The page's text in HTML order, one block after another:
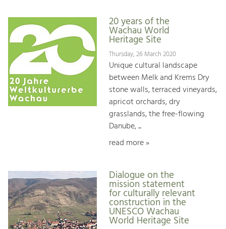
20 years of the
Wachau World
Heritage Site
Thursday, 26 March 2020
Unique cultural landscape
between Melk and Krems Dry
stone walls, terraced vineyards,
apricot orchards, dry
grasslands, the free-flowing
Danube, ...
read more »
Dialogue on the
mission statement
for culturally relevant
construction in the
UNESCO Wachau
World Heritage Site